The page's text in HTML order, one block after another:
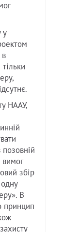
у
в
НААУ,
вимог
збір
В
принцип